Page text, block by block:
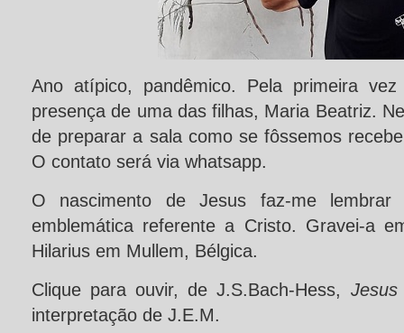
Ano atípico, pandêmico. Pela primeira
presença de uma das filhas, Maria Beatriz.
de preparar a sala como se fôssemos
O contato será via whatsapp.
O nascimento de Jesus faz-me
emblemática referente a Cristo. Gravei-a
Hilarius em Mullem, Bélgica.
Clique para ouvir, de J.S.Bach-Hess,
interpretação de J.E.M.